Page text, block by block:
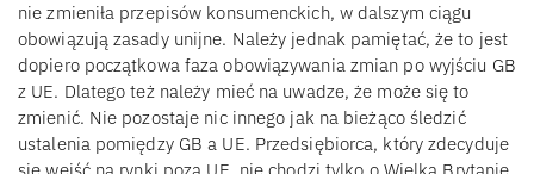
nie zmieniła przepisów konsumenckich, w dalszym ciągu
obowiązują zasady unijne. Należy jednak pamiętać, że to jest
dopiero początkowa faza obowiązywania zmian po wyjściu GB
z UE. Dlatego też należy mieć na uwadze, że może się to
zmienić. Nie pozostaje nic innego jak na bieżąco śledzić
ustalenia pomiędzy GB a UE. Przedsiębiorca, który zdecyduje